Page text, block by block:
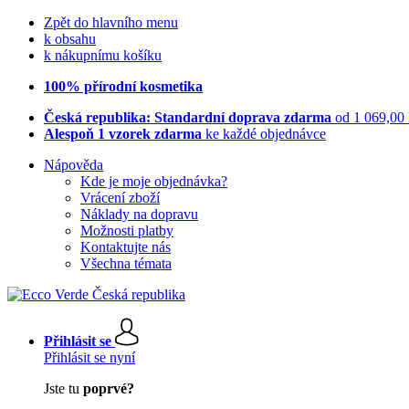
Zpět do hlavního menu
k obsahu
k nákupnímu košíku
100% přírodní kosmetika
Česká republika: Standardní doprava zdarma od 1 069,00
Alespoň 1 vzorek zdarma ke každé objednávce
Nápověda
Kde je moje objednávka?
Vrácení zboží
Náklady na dopravu
Možnosti platby
Kontaktujte nás
Všechna témata
Přihlásit se
Přihlásit se nyní
Jste tu poprvé?